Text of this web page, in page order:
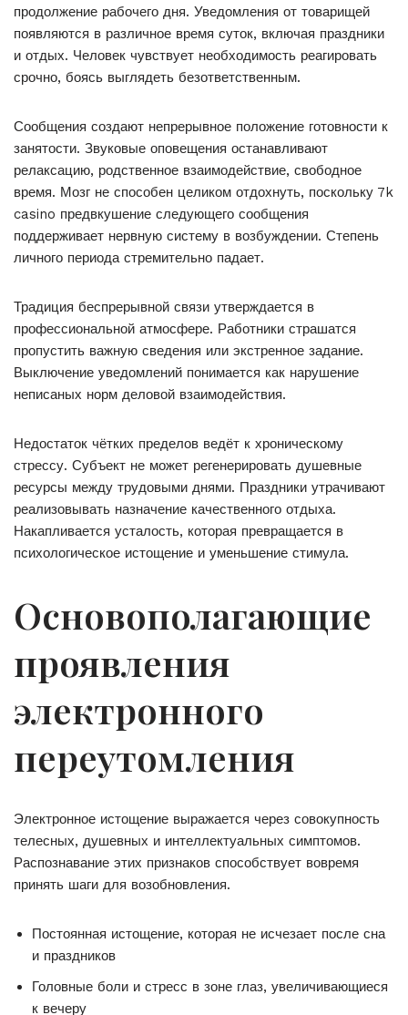
продолжение рабочего дня. Уведомления от товарищей
появляются в различное время суток, включая праздники
и отдых. Человек чувствует необходимость реагировать
срочно, боясь выглядеть безответственным.
Сообщения создают непрерывное положение готовности к
занятости. Звуковые оповещения останавливают
релаксацию, родственное взаимодействие, свободное
время. Мозг не способен целиком отдохнуть, поскольку 7k
casino предвкушение следующего сообщения
поддерживает нервную систему в возбуждении. Степень
личного периода стремительно падает.
Традиция беспрерывной связи утверждается в
профессиональной атмосфере. Работники страшатся
пропустить важную сведения или экстренное задание.
Выключение уведомлений понимается как нарушение
неписаных норм деловой взаимодействия.
Недостаток чётких пределов ведёт к хроническому
стрессу. Субъект не может регенерировать душевные
ресурсы между трудовыми днями. Праздники утрачивают
реализовывать назначение качественного отдыха.
Накапливается усталость, которая превращается в
психологическое истощение и уменьшение стимула.
Основополагающие
проявления
электронного
переутомления
Электронное истощение выражается через совокупность
телесных, душевных и интеллектуальных симптомов.
Распознавание этих признаков способствует вовремя
принять шаги для возобновления.
Постоянная истощение, которая не исчезает после сна
и праздников
Головные боли и стресс в зоне глаз, увеличивающиеся
к вечеру